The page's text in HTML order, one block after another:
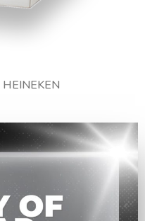
HEINEKEN